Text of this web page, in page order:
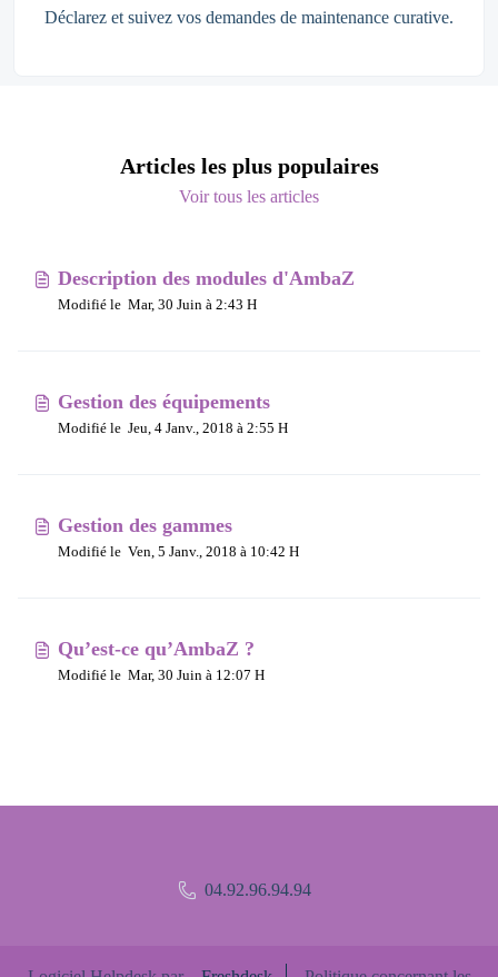
Déclarez et suivez vos demandes de maintenance curative.
Articles les plus populaires
Voir tous les articles
Description des modules d'AmbaZ
Modifié le Mar, 30 Juin à 2:43 H
Gestion des équipements
Modifié le Jeu, 4 Janv., 2018 à 2:55 H
Gestion des gammes
Modifié le Ven, 5 Janv., 2018 à 10:42 H
Qu’est-ce qu’AmbaZ ?
Modifié le Mar, 30 Juin à 12:07 H
04.92.96.94.94